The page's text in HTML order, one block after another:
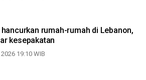
rumah-rumah di Lebanon,
kesepakatan
19:10 WIB